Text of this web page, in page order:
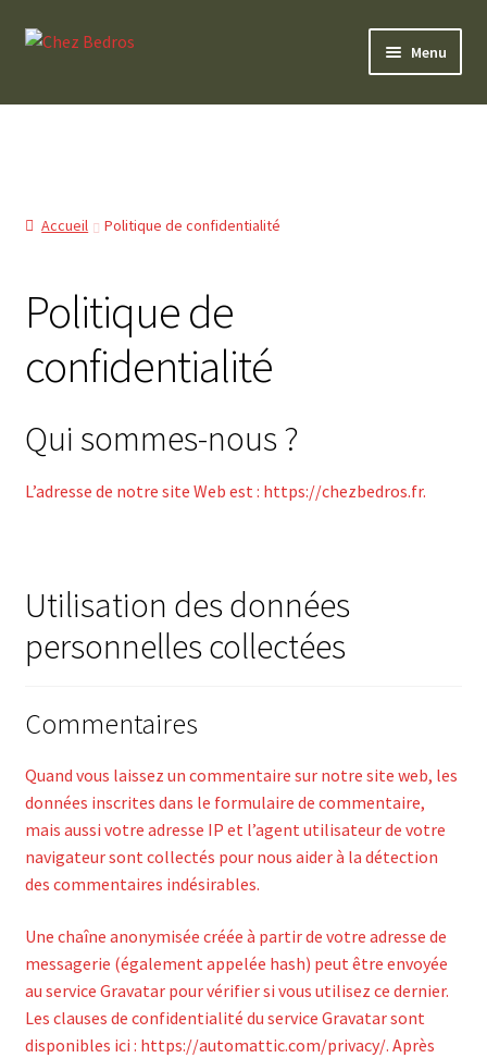
Aller
Aller
Menu
Accueil Politique de confidentialité
Politique de
confidentialité
Qui sommes-nous ?
L’adresse de notre site Web est : https://chezbedros.fr.
Utilisation des données
personnelles collectées
Commentaires
Quand vous laissez un commentaire sur notre site web, les
données inscrites dans le formulaire de commentaire,
mais aussi votre adresse IP et l’agent utilisateur de votre
navigateur sont collectés pour nous aider à la détection
des commentaires indésirables.
Une chaîne anonymisée créée à partir de votre adresse de
messagerie (également appelée hash) peut être envoyée
au service Gravatar pour vérifier si vous utilisez ce dernier.
Les clauses de confidentialité du service Gravatar sont
disponibles ici : https://automattic.com/privacy/. Après